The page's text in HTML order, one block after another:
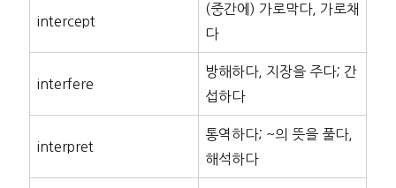
intercept
(중간에) 가로막다, 가로채
다
interfere
방해하다, 지장을 주다; 간
섭하다
interpret
통역하다; ~의 뜻을 풀다,
해석하다